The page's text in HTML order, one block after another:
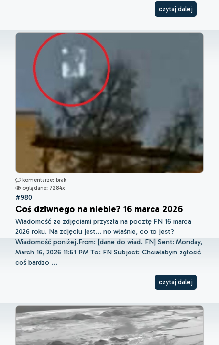
czytaj dalej
komentarze: brak
oglądane: 7284x
#980
Coś dziwnego na niebie? 16 marca 2026
Wiadomość ze zdjęciami przyszła na pocztę FN 16 marca
2026 roku. Na zdjęciu jest... no właśnie, co to jest?
Wiadomość poniżej.From: [dane do wiad. FN] Sent: Monday,
March 16, 2026 11:51 PM To: FN Subject: Chciałabym zgłosić
coś bardzo ...
czytaj dalej